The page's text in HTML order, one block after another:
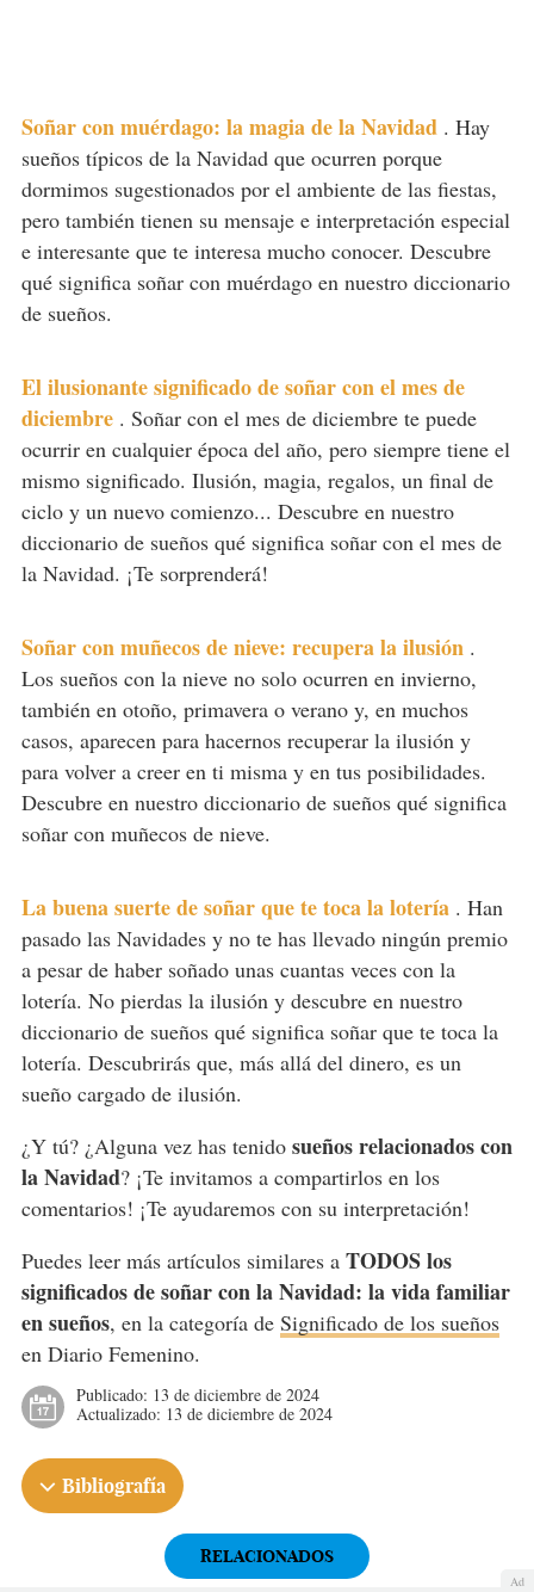
Soñar con muérdago: la magia de la Navidad . Hay
sueños típicos de la Navidad que ocurren porque
dormimos sugestionados por el ambiente de las fiestas,
pero también tienen su mensaje e interpretación especial
e interesante que te interesa mucho conocer. Descubre
qué significa soñar con muérdago en nuestro diccionario
de sueños.
El ilusionante significado de soñar con el mes de
diciembre . Soñar con el mes de diciembre te puede
ocurrir en cualquier época del año, pero siempre tiene el
mismo significado. Ilusión, magia, regalos, un final de
ciclo y un nuevo comienzo... Descubre en nuestro
diccionario de sueños qué significa soñar con el mes de
la Navidad. ¡Te sorprenderá!
Soñar con muñecos de nieve: recupera la ilusión .
Los sueños con la nieve no solo ocurren en invierno,
también en otoño, primavera o verano y, en muchos
casos, aparecen para hacernos recuperar la ilusión y
para volver a creer en ti misma y en tus posibilidades.
Descubre en nuestro diccionario de sueños qué significa
soñar con muñecos de nieve.
La buena suerte de soñar que te toca la lotería . Han
pasado las Navidades y no te has llevado ningún premio
a pesar de haber soñado unas cuantas veces con la
lotería. No pierdas la ilusión y descubre en nuestro
diccionario de sueños qué significa soñar que te toca la
lotería. Descubrirás que, más allá del dinero, es un
sueño cargado de ilusión.
¿Y tú? ¿Alguna vez has tenido sueños relacionados con
la Navidad? ¡Te invitamos a compartirlos en los
comentarios! ¡Te ayudaremos con su interpretación!
Puedes leer más artículos similares a TODOS los
significados de soñar con la Navidad: la vida familiar
en sueños, en la categoría de Significado de los sueños
en Diario Femenino.
Publicado: 13 de diciembre de 2024
Actualizado: 13 de diciembre de 2024
Bibliografía
RELACIONADOS
Ad